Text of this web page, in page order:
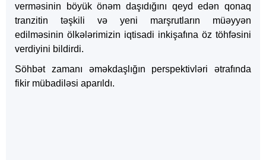
verməsinin böyük önəm daşıdığını qeyd edən qonaq
tranzitin təşkili və yeni marşrutların müəyyən
edilməsinin ölkələrimizin iqtisadi inkişafına öz töhfəsini
verdiyini bildirdi.
Söhbət zamanı əməkdaşlığın perspektivləri ətrafında
fikir mübadiləsi aparıldı.